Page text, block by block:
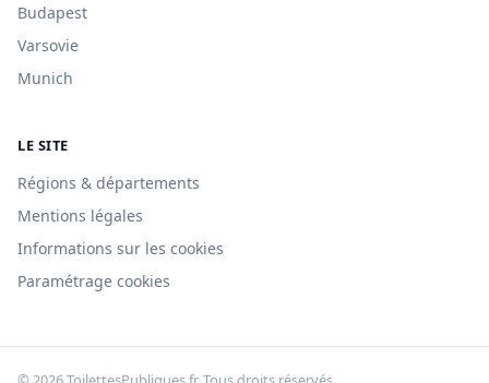
Budapest
Varsovie
Munich
LE SITE
Régions & départements
Mentions légales
Informations sur les cookies
Paramétrage cookies